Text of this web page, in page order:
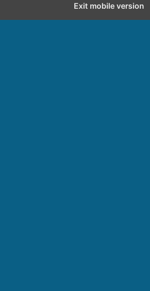
Exit mobile version